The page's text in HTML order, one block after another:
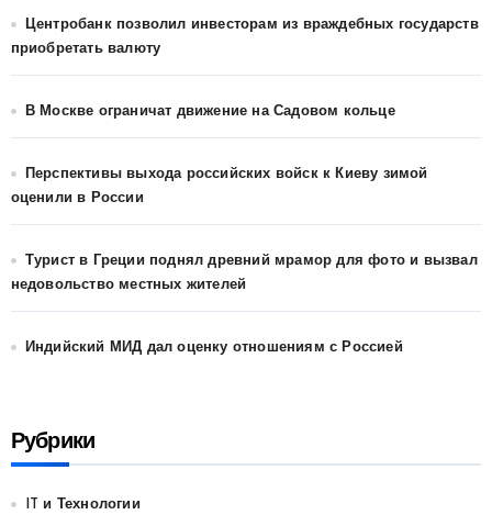
Центробанк позволил инвесторам из враждебных государств
приобретать валюту
В Москве ограничат движение на Садовом кольце
Перспективы выхода российских войск к Киеву зимой
оценили в России
Турист в Греции поднял древний мрамор для фото и вызвал
недовольство местных жителей
Индийский МИД дал оценку отношениям с Россией
Рубрики
IT и Технологии